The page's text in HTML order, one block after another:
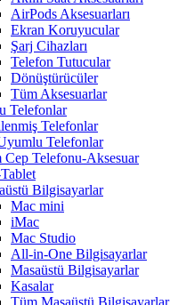
AirPods Aksesuarları
Ekran Koruyucular
Şarj Cihazları
Telefon Tutucular
Dönüştürücüler
Tüm Aksesuarlar
Telefonlar
Telefonlar
Telefonlar
Cep Telefonu-Aksesuar
Bilgisayarlar
Mac mini
iMac
Mac Studio
All-in-One Bilgisayarlar
Masaüstü Bilgisayarlar
Kasalar
Tüm Masaüstü Bilgisayarlar